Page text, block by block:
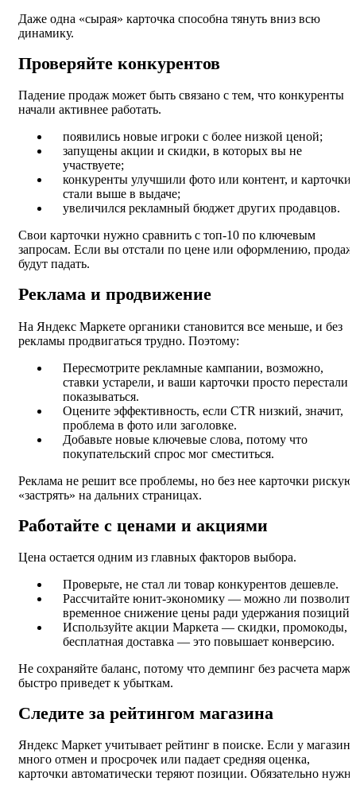
Даже одна «сырая» карточка способна тянуть вниз всю
динамику.
Проверяйте конкурентов
Падение продаж может быть связано с тем, что конкуренты
начали активнее работать.
появились новые игроки с более низкой ценой;
запущены акции и скидки, в которых вы не
участвуете;
конкуренты улучшили фото или контент, и карточки
стали выше в выдаче;
увеличился рекламный бюджет других продавцов.
Свои карточки нужно сравнить с топ-10 по ключевым
запросам. Если вы отстали по цене или оформлению,
будут падать.
Реклама и продвижение
На Яндекс Маркете органики становится все меньше, и без
рекламы продвигаться трудно. Поэтому:
Пересмотрите рекламные кампании, возможно,
ставки устарели, и ваши карточки просто перестали
показываться.
Оцените эффективность, если CTR низкий, значит,
проблема в фото или заголовке.
Добавьте новые ключевые слова, потому что
покупательский спрос мог сместиться.
Реклама не решит все проблемы, но без нее карточки
«застрять» на дальних страницах.
Работайте с ценами и акциями
Цена остается одним из главных факторов выбора.
Проверьте, не стал ли товар конкурентов дешевле.
Рассчитайте юнит-экономику — можно ли позволить
временное снижение цены ради удержания позиций.
Используйте акции Маркета — скидки, промокоды,
бесплатная доставка — это повышает конверсию.
Не сохраняйте баланс, потому что демпинг без расчета
быстро приведет к убыткам.
Следите за рейтингом магазина
Яндекс Маркет учитывает рейтинг в поиске. Если у магазина
много отмен и просрочек или падает средняя оценка,
карточки автоматически теряют позиции. Обязательно